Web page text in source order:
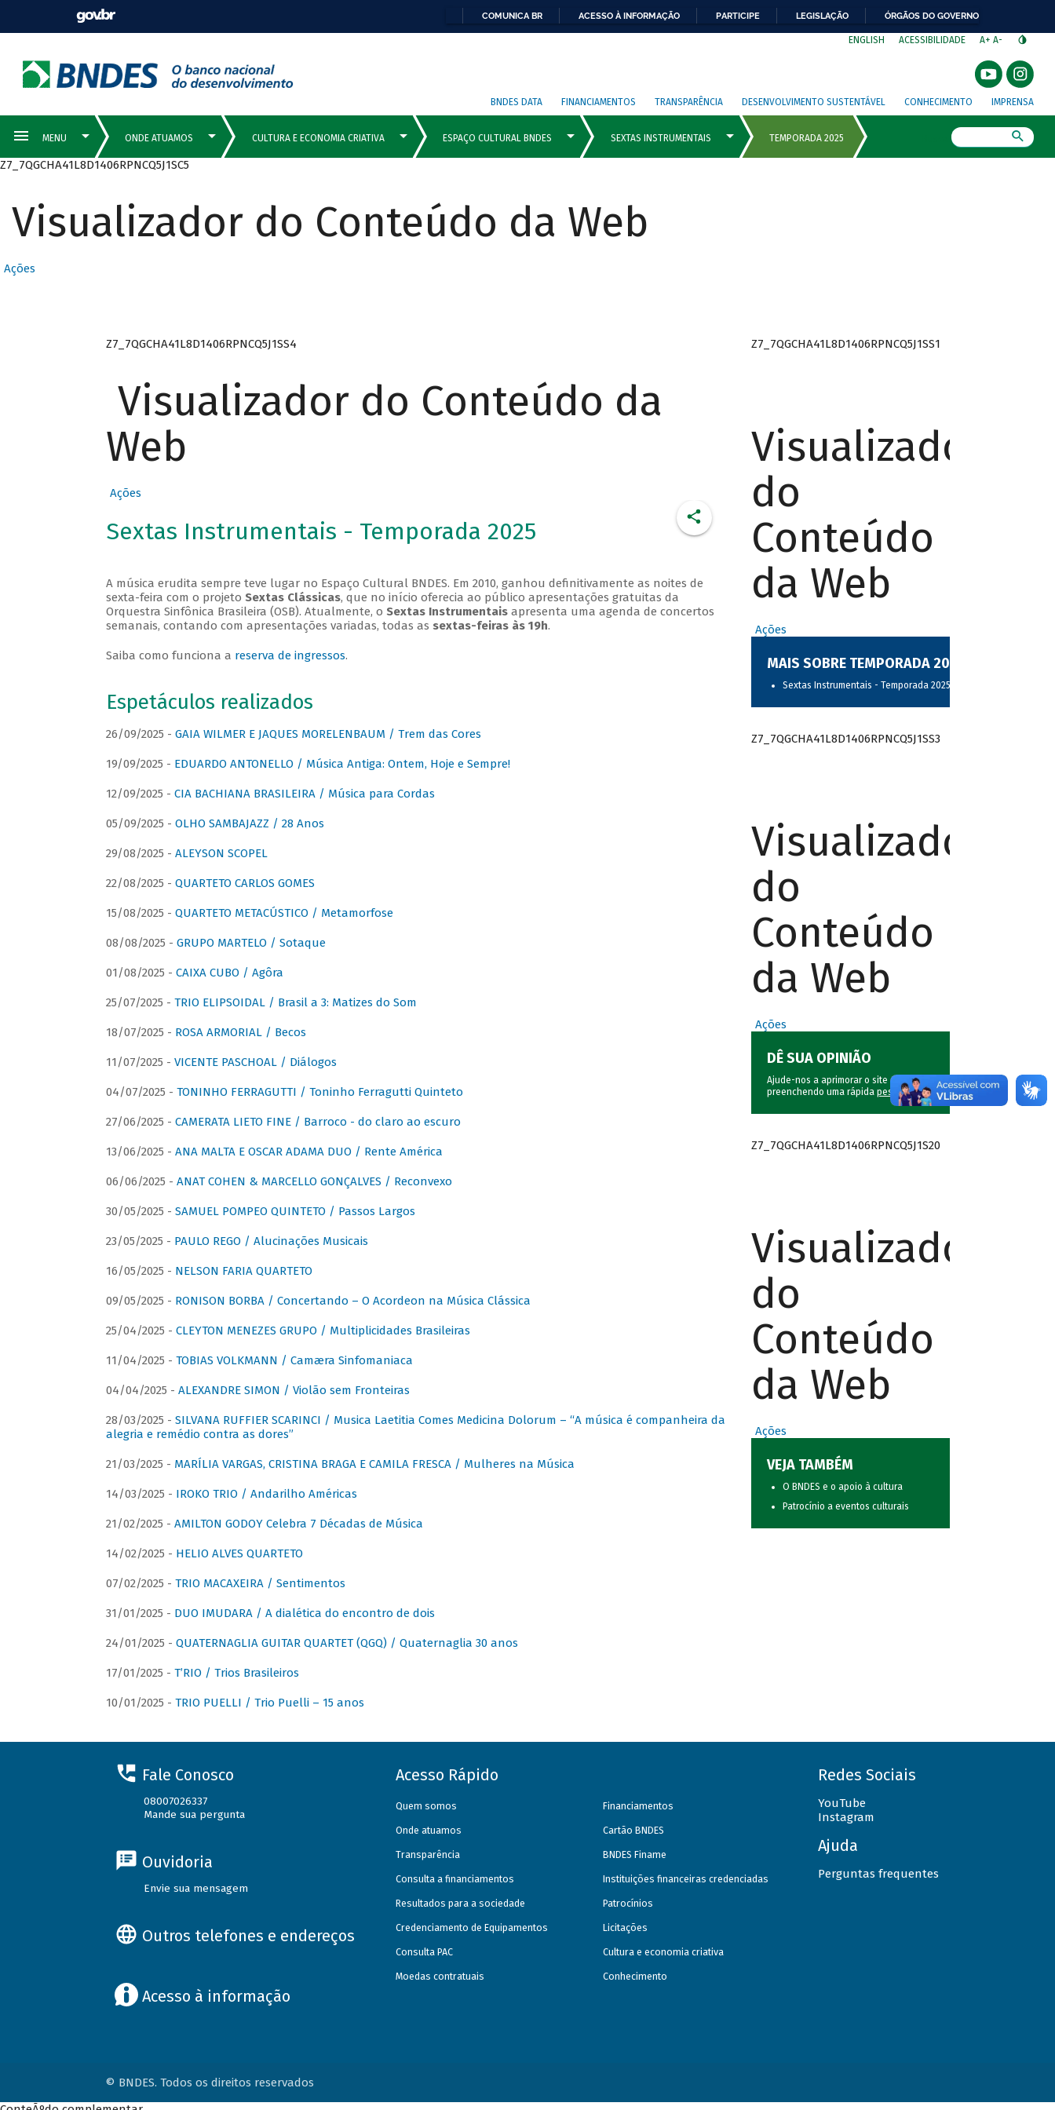
COMUNICA BR ACESSO À INFORMAÇÃO PARTICIPE LEGISLAÇÃO ÓRGÃOS DO GOVERNO
ENGLISH ACESSIBILIDADE A+ A-
BNDES DATA FINANCIAMENTOS TRANSPARÊNCIA DESENVOLVIMENTO SUSTENTÁVEL CONHECIMENTO IMPRENSA
Z7_7QGCHA41L8D1406RPNCQ5J1SC5
Visualizador do Conteúdo da Web
Ações
Z7_7QGCHA41L8D1406RPNCQ5J1SS4
Visualizador do Conteúdo da
Web
Ações
Sextas Instrumentais - Temporada 2025
A música erudita sempre teve lugar no Espaço Cultural BNDES. Em 2010, ganhou definitivamente as noites de
sexta-feira com o projeto Sextas Clássicas, que no início oferecia ao público apresentações gratuitas da
Orquestra Sinfônica Brasileira (OSB). Atualmente, o Sextas Instrumentaisapresenta uma agenda de concertos
semanais, contando com apresentações variadas, todas as sextas-feiras às 19h.
Saiba como funciona a reserva de ingressos.
Espetáculos realizados
26/09/2025 - GAIA WILMER E JAQUES MORELENBAUM / Trem das Cores
19/09/2025 - EDUARDO ANTONELLO / Música Antiga: Ontem, Hoje e Sempre!
12/09/2025 - CIA BACHIANA BRASILEIRA / Música para Cordas
05/09/2025 - OLHO SAMBAJAZZ / 28 Anos
29/08/2025 - ALEYSON SCOPEL
22/08/2025 - QUARTETO CARLOS GOMES
15/08/2025 - QUARTETO METACÚSTICO / Metamorfose
08/08/2025 - GRUPO MARTELO / Sotaque
01/08/2025 - CAIXA CUBO / Agôra
25/07/2025 - TRIO ELIPSOIDAL / Brasil a 3: Matizes do Som
18/07/2025 - ROSA ARMORIAL / Becos
11/07/2025 - VICENTE PASCHOAL / Diálogos
04/07/2025 - TONINHO FERRAGUTTI / Toninho Ferragutti Quinteto
27/06/2025 - CAMERATA LIETO FINE / Barroco - do claro ao escuro
13/06/2025 - ANA MALTA E OSCAR ADAMA DUO / Rente América
06/06/2025 - ANAT COHEN & MARCELLO GONÇALVES / Reconvexo
30/05/2025 - SAMUEL POMPEO QUINTETO / Passos Largos
23/05/2025 - PAULO REGO / Alucinações Musicais
16/05/2025 - NELSON FARIA QUARTETO
09/05/2025 - RONISON BORBA / Concertando – O Acordeon na Música Clássica
25/04/2025 - CLEYTON MENEZES GRUPO / Multiplicidades Brasileiras
11/04/2025 - TOBIAS VOLKMANN / Camæra Sinfomaniaca
04/04/2025 - ALEXANDRE SIMON / Violão sem Fronteiras
28/03/2025 - SILVANA RUFFIER SCARINCI / Musica Laetitia Comes Medicina Dolorum – “A música é companheira da
alegria e remédio contra as dores”
21/03/2025 - MARÍLIA VARGAS, CRISTINA BRAGA E CAMILA FRESCA / Mulheres na Música
14/03/2025 - IROKO TRIO / Andarilho Américas
21/02/2025 - AMILTON GODOY Celebra 7 Décadas de Música
14/02/2025 - HELIO ALVES QUARTETO
07/02/2025 - TRIO MACAXEIRA / Sentimentos
31/01/2025 - DUO IMUDARA / A dialética do encontro de dois
24/01/2025 - QUATERNAGLIA GUITAR QUARTET (QGQ) / Quaternaglia 30 anos
17/01/2025 - T’RIO / Trios Brasileiros
10/01/2025 - TRIO PUELLI / Trio Puelli – 15 anos
Z7_7QGCHA41L8D1406RPNCQ5J1SS1
Visualizador
do
Conteúdo
da Web
Ações
MAIS SOBRE TEMPORADA 2025
Sextas Instrumentais - Temporada 2025
Z7_7QGCHA41L8D1406RPNCQ5J1SS3
Visualizador
do
Conteúdo
da Web
Ações
DÊ SUA OPINIÃO
Ajude-nos a aprimorar o site do BNDES
preenchendo uma rápida pesquisa.
Z7_7QGCHA41L8D1406RPNCQ5J1S20
Visualizador
do
Conteúdo
da Web
Ações
VEJA TAMBÉM
O BNDES e o apoio à cultura
Patrocínio a eventos culturais
Fale Conosco
08007026337
Mande sua pergunta
Ouvidoria
Envie sua mensagem
Outros telefones e endereços
Acesso à informação
Acesso Rápido
Quem somos
Onde atuamos
Transparência
Consulta a financiamentos
Resultados para a sociedade
Credenciamento de Equipamentos
Consulta PAC
Moedas contratuais
Financiamentos
Cartão BNDES
BNDES Finame
Instituições financeiras credenciadas
Patrocínios
Licitações
Cultura e economia criativa
Conhecimento
Redes Sociais
YouTube
Instagram
Ajuda
Perguntas frequentes
© BNDES. Todos os direitos reservados